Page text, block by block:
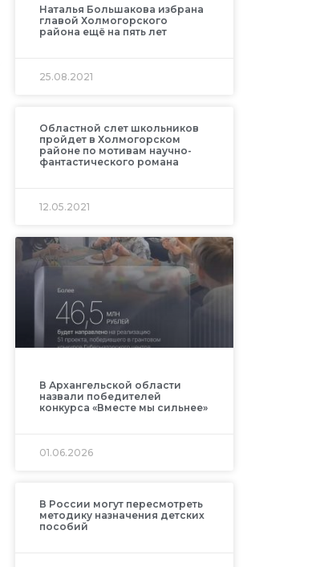
Наталья Большакова избрана
главой Холмогорского
района ещё на пять лет
25.08.2021
Областной слет школьников
пройдет в Холмогорском
районе по мотивам научно-
фантастического романа
12.05.2021
В Архангельской области
назвали победителей
конкурса «Вместе мы сильнее»
01.06.2026
В России могут пересмотреть
методику назначения детских
пособий